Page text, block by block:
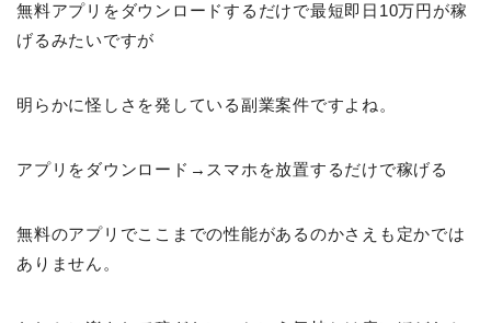
無料アプリをダウンロードするだけで最短即日10万円が稼
げるみたいですが
明らかに怪しさを発している副業案件ですよね。
アプリをダウンロード→スマホを放置するだけで稼げる
無料のアプリでここまでの性能があるのかさえも定かでは
ありません。